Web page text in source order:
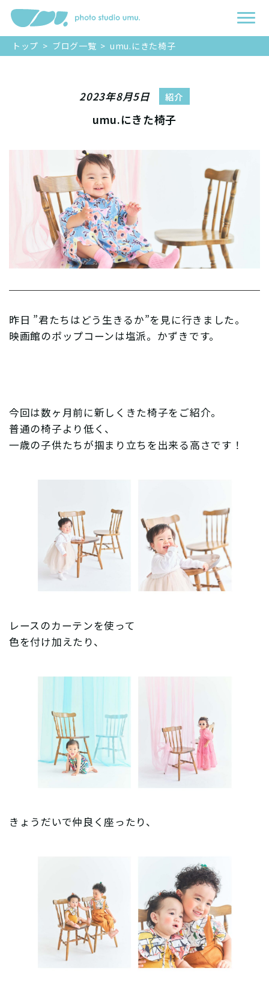
トップ > ブログ一覧 > umu.にきた椅子
2023年8月5日 紹介
umu.にきた椅子
昨日 ”君たちはどう生きるか”を見に行きました。
映画館のポップコーンは塩派。かずきです。
今回は数ヶ月前に新しくきた椅子をご紹介。
普通の椅子より低く、
一歳の子供たちが掴まり立ちを出来る高さです！
レースのカーテンを使って
色を付け加えたり、
きょうだいで仲良く座ったり、